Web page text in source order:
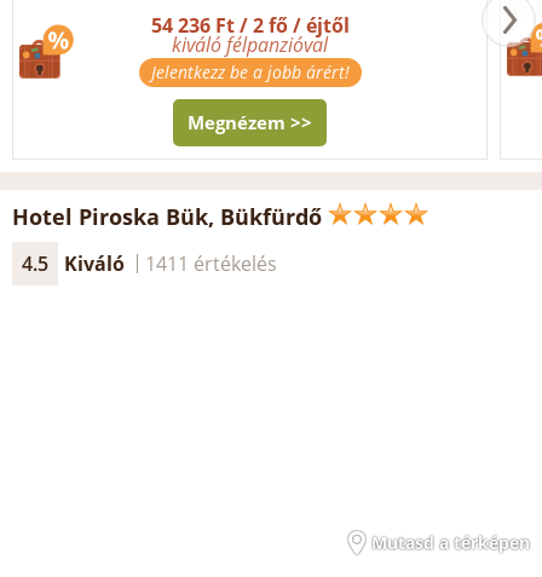
54 236 Ft / 2 fő / éjtől
kiváló félpanzióval
Jelentkezz be a jobb árért!
Megnézem >>
Hotel Piroska Bük, Bükfürdő
4.5 Kiváló 1411 értékelés
Mutasd a térképen